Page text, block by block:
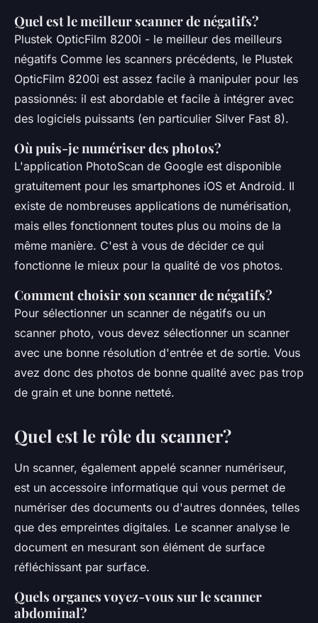
Quel est le meilleur scanner de négatifs?
Plustek OpticFilm 8200i - le meilleur des meilleurs
négatifs Comme les scanners précédents, le Plustek
OpticFilm 8200i est assez facile à manipuler pour les
passionnés: il est abordable et facile à intégrer avec
des logiciels puissants (en particulier Silver Fast 8).
Où puis-je numériser des photos?
L'application PhotoScan de Google est disponible
gratuitement pour les smartphones iOS et Android. Il
existe de nombreuses applications de numérisation,
mais elles fonctionnent toutes plus ou moins de la
même manière. C'est à vous de décider ce qui
fonctionne le mieux pour la qualité de vos photos.
Comment choisir son scanner de négatifs?
Pour sélectionner un scanner de négatifs ou un
scanner photo, vous devez sélectionner un scanner
avec une bonne résolution d'entrée et de sortie. Vous
avez donc des photos de bonne qualité avec pas trop
de grain et une bonne netteté.
Quel est le rôle du scanner?
Un scanner, également appelé scanner numériseur,
est un accessoire informatique qui vous permet de
numériser des documents ou d'autres données, telles
que des empreintes digitales. Le scanner analyse le
document en mesurant son élément de surface
réfléchissant par surface.
Quels organes voyez-vous sur le scanner
abdominal?